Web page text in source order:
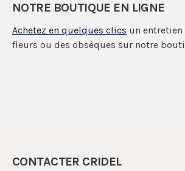
NOTRE BOUTIQUE EN LIGNE
Achetez en quelques clics un
fleurs ou des obsèques sur notre
CONTACTER CRIDEL